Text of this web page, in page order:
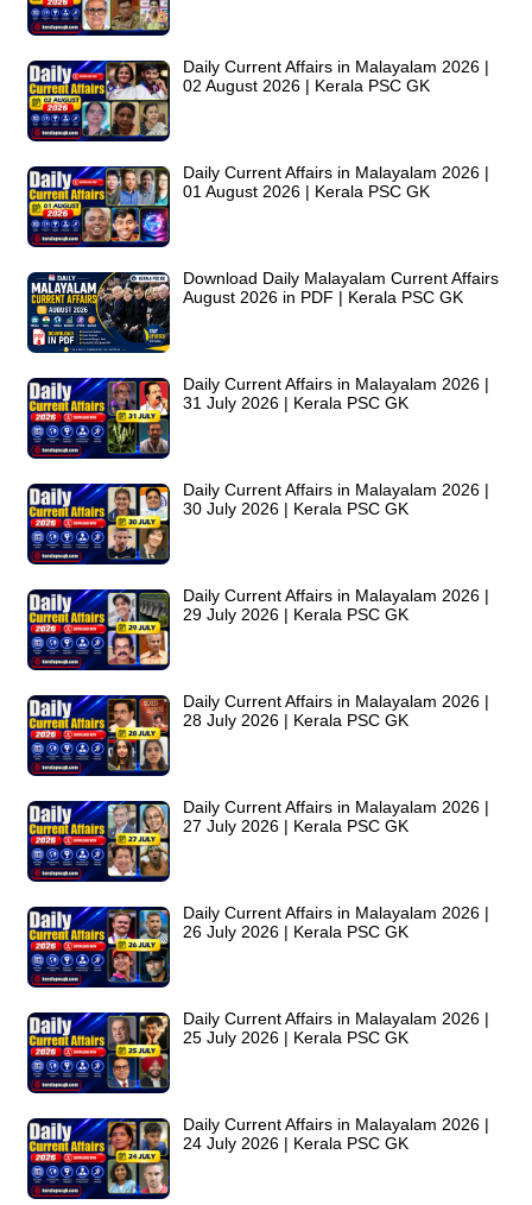
Daily Current Affairs in Malayalam 2026 |
02 August 2026 | Kerala PSC GK
Daily Current Affairs in Malayalam 2026 |
01 August 2026 | Kerala PSC GK
Download Daily Malayalam Current Affairs
August 2026 in PDF | Kerala PSC GK
Daily Current Affairs in Malayalam 2026 |
31 July 2026 | Kerala PSC GK
Daily Current Affairs in Malayalam 2026 |
30 July 2026 | Kerala PSC GK
Daily Current Affairs in Malayalam 2026 |
29 July 2026 | Kerala PSC GK
Daily Current Affairs in Malayalam 2026 |
28 July 2026 | Kerala PSC GK
Daily Current Affairs in Malayalam 2026 |
27 July 2026 | Kerala PSC GK
Daily Current Affairs in Malayalam 2026 |
26 July 2026 | Kerala PSC GK
Daily Current Affairs in Malayalam 2026 |
25 July 2026 | Kerala PSC GK
Daily Current Affairs in Malayalam 2026 |
24 July 2026 | Kerala PSC GK